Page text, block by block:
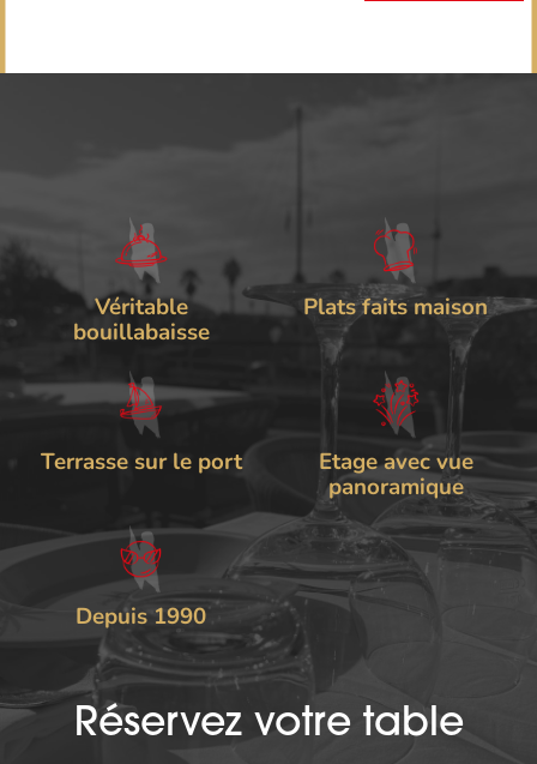
Véritable
bouillabaisse
Plats faits maison
Terrasse sur le port
Etage avec vue
panoramique
Depuis 1990
Réservez votre table